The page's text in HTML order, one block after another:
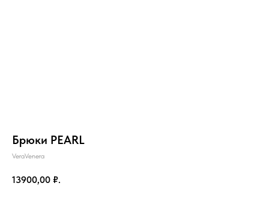
Брюки PEARL
VeraVenera
13900,00 ₽.